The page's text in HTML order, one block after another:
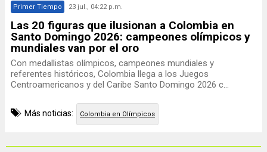
Primer Tiempo 23 jul., 04:22 p.m.
Las 20 figuras que ilusionan a Colombia en
Santo Domingo 2026: campeones olímpicos y
mundiales van por el oro
Con medallistas olímpicos, campeones mundiales y
referentes históricos, Colombia llega a los Juegos
Centroamericanos y del Caribe Santo Domingo 2026 c...
Más noticias: Colombia en Olímpicos